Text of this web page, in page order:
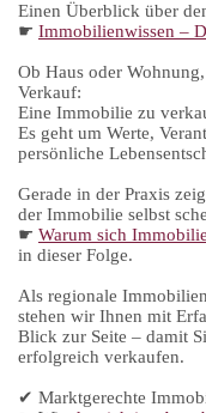
Einen Überblick über
☛ Immobilienwissen –
Ob Haus oder
Verkauf:
Eine Immobilie zu
Es geht um Werte,
persönliche
Gerade in der Praxis
der Immobilie selbst
☛ Warum sich
in dieser Folge.
Als regionale
stehen wir Ihnen mit
Blick zur Seite – damit
erfolgreich verkaufen.
✔ Marktgerechte